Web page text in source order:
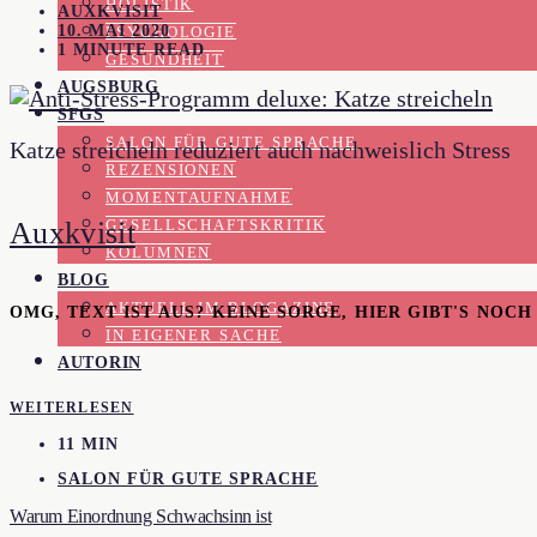
HOLISTIK
PSYCHOLOGIE
GESUNDHEIT
AUGSBURG
SFGS
SALON FÜR GUTE SPRACHE
REZENSIONEN
MOMENTAUFNAHME
GESELLSCHAFTSKRITIK
KOLUMNEN
BLOG
AKTUELL IM BLOGAZINE
IN EIGENER SACHE
AUTORIN
AUXKVISIT
10. MAI 2020
1 MINUTE READ
Katze streicheln reduziert auch nachweislich Stress
Auxkvisit
OMG, TEXT IST AUS? KEINE SORGE, HIER GIBT'S
WEITERLESEN
11 MIN
SALON FÜR GUTE SPRACHE
Warum Einordnung Schwachsinn ist